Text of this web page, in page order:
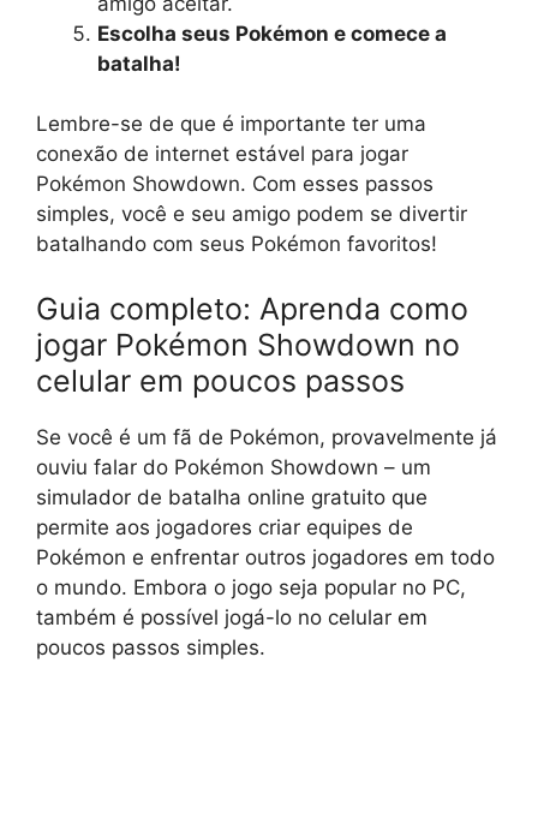
Escolha seus Pokémon e comece a
batalha!
Lembre-se de que é importante ter uma
conexão de internet estável para jogar
Pokémon Showdown. Com esses passos
simples, você e seu amigo podem se divertir
batalhando com seus Pokémon favoritos!
Guia completo: Aprenda como
jogar Pokémon Showdown no
celular em poucos passos
Se você é um fã de Pokémon, provavelmente já
ouviu falar do Pokémon Showdown – um
simulador de batalha online gratuito que
permite aos jogadores criar equipes de
Pokémon e enfrentar outros jogadores em todo
o mundo. Embora o jogo seja popular no PC,
também é possível jogá-lo no celular em
poucos passos simples.